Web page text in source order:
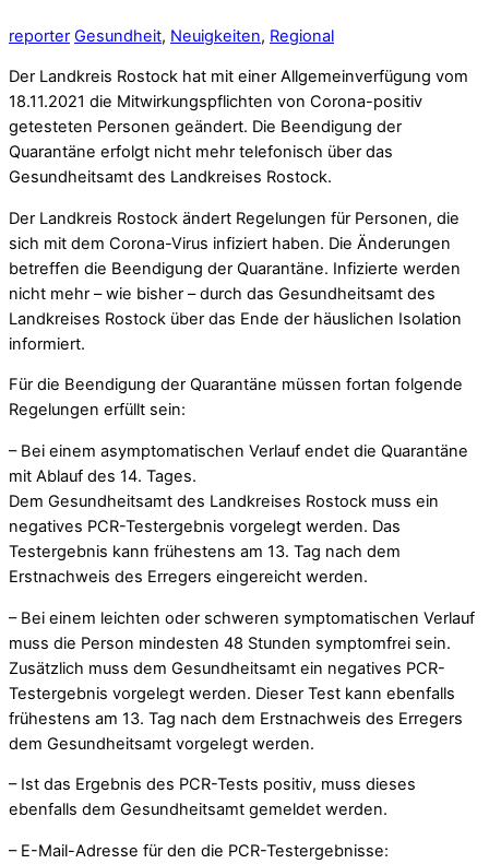
reporter Gesundheit, Neuigkeiten, Regional
Der Landkreis Rostock hat mit einer Allgemeinverfügung vom
18.11.2021 die Mitwirkungspflichten von Corona-positiv
getesteten Personen geändert. Die Beendigung der
Quarantäne erfolgt nicht mehr telefonisch über das
Gesundheitsamt des Landkreises Rostock.
Der Landkreis Rostock ändert Regelungen für Personen, die
sich mit dem Corona-Virus infiziert haben. Die Änderungen
betreffen die Beendigung der Quarantäne. Infizierte werden
nicht mehr – wie bisher – durch das Gesundheitsamt des
Landkreises Rostock über das Ende der häuslichen Isolation
informiert.
Für die Beendigung der Quarantäne müssen fortan folgende
Regelungen erfüllt sein:
– Bei einem asymptomatischen Verlauf endet die Quarantäne
mit Ablauf des 14. Tages.
Dem Gesundheitsamt des Landkreises Rostock muss ein
negatives PCR-Testergebnis vorgelegt werden. Das
Testergebnis kann frühestens am 13. Tag nach dem
Erstnachweis des Erregers eingereicht werden.
– Bei einem leichten oder schweren symptomatischen Verlauf
muss die Person mindesten 48 Stunden symptomfrei sein.
Zusätzlich muss dem Gesundheitsamt ein negatives PCR-
Testergebnis vorgelegt werden. Dieser Test kann ebenfalls
frühestens am 13. Tag nach dem Erstnachweis des Erregers
dem Gesundheitsamt vorgelegt werden.
– Ist das Ergebnis des PCR-Tests positiv, muss dieses
ebenfalls dem Gesundheitsamt gemeldet werden.
– E-Mail-Adresse für den die PCR-Testergebnisse: